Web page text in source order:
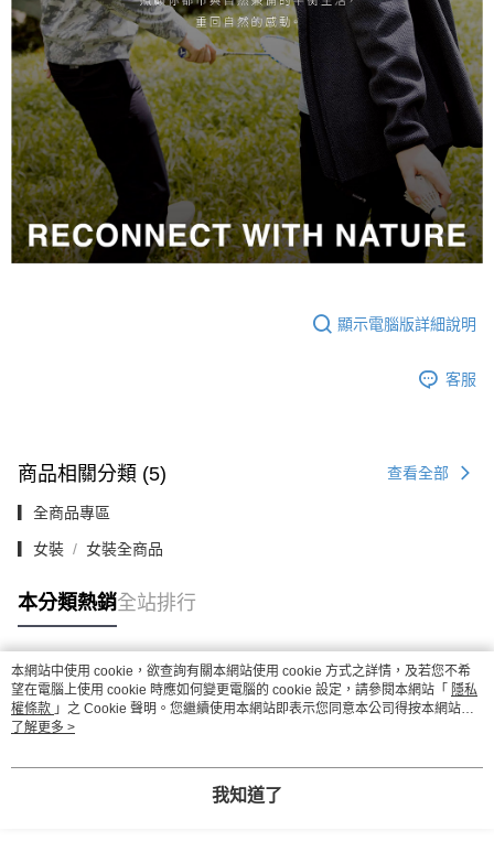
顯示電腦版詳細說明
客服
商品相關分類 (5) 查看全部
▎全商品專區
▎女裝 女裝全商品
本分類熱銷全站排行
熱門標籤
本網站中使用 cookie，欲查詢有關本網站使用 cookie 方式之詳情，及若您不希
望在電腦上使用 cookie 時應如何變更電腦的 cookie 設定，請參閱本網站「 隱私
權條款 」之 Cookie 聲明。您繼續使用本網站即表示您同意本公司得按本網站使
用條款之 Cookie 聲明使用 cookie。
了解更多 >
我知道了